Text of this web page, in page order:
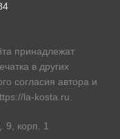
принадлежат
в других
согласия автора и
la-kosta.ru
9, корп. 1